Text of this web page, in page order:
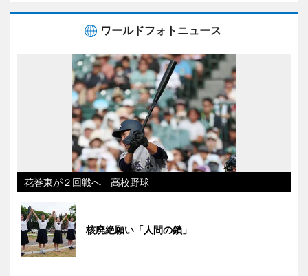
ワールドフォトニュース
花巻東が２回戦へ 高校野球
核廃絶願い「人間の鎖」